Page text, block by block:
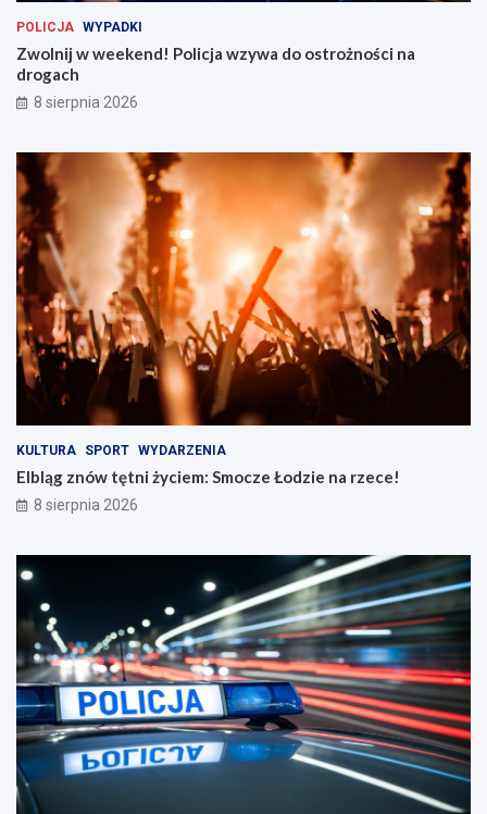
j
a
w
z
y
a
d
o
o
s
t
r
o
ż
n
o
i
n
d
r
a
c
:
S
m
o
c
e
Ł
o
d
z
i
e
n
a
r
z
e
e
!
POLICJA WYPADKI
Zwolnij w weekend! Policja wzywa do ostrożności na
drogach
8 sierpnia 2026
KULTURA SPORT WYDARZENIA
Elbląg znów tętni życiem: Smocze Łodzie na rzece!
8 sierpnia 2026